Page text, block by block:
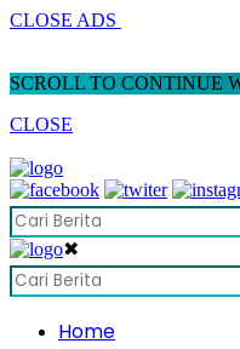
CLOSE ADS
SCROLL TO CONTINUE
CLOSE
✖
Home